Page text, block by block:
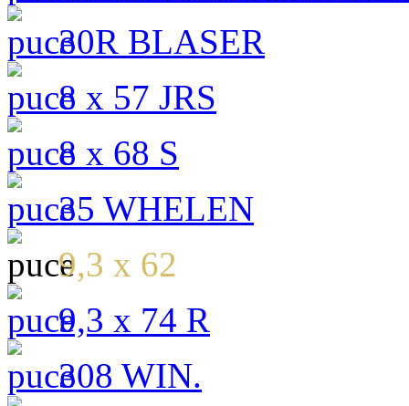
30R BLASER
8 x 57 JRS
8 x 68 S
35 WHELEN
9,3 x 62
9,3 x 74 R
308 WIN.